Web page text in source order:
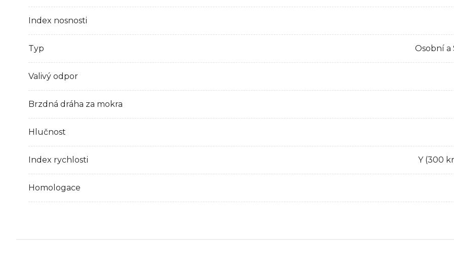
Index nosnosti
Typ Osobní a
Valivý odpor
Brzdná dráha za mokra
Hlučnost
Index rychlosti Y (300
Homologace